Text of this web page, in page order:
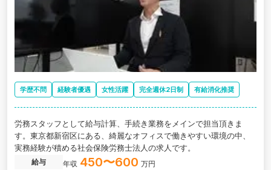
学歴不問 経験者優遇 女性活躍 完全週休2日制 有給消化推奨
労務スタッフとして給与計算、手続き業務をメインで担当頂きま
す。東京都新宿区にある、綺麗なオフィスで働きやすい環境の中、
実務経験が積める社会保険労務士法人の求人です。
給与 年収 450〜600 万円